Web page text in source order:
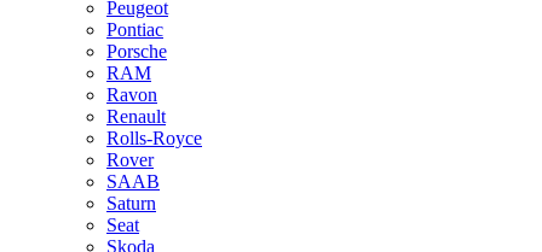
Peugeot
Pontiac
Porsche
RAM
Ravon
Renault
Rolls-Royce
Rover
SAAB
Saturn
Seat
Skoda